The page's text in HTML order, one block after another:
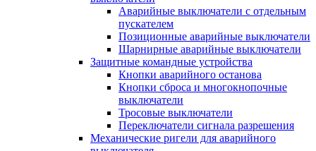
Аварийные выключатели с отдельным
пускателем
Позиционные аварийные выключатели
Шарнирные аварийные выключатели
Защитные командные устройства
Кнопки аварийного останова
Кнопки сброса и многокнопочные
выключатели
Тросовые выключатели
Переключатели сигнала разрешения
Механические ригели для аварийного